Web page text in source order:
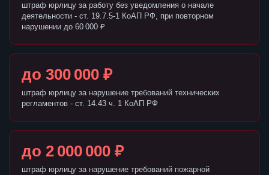
штраф юрлицу за работу без уведомления о начале
деятельности - ст. 19.7.5-1 КоАП РФ, при повторном
нарушении до 60 000 ₽
до 300 000 ₽
штраф юрлицу за нарушение требований технических
регламентов - ст. 14.43 ч. 1 КоАП РФ
до 2 000 000 ₽
штраф юрлицу за нарушение требований пожарной